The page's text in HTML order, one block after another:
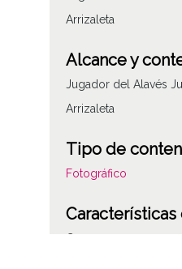
Arrizaleta
Alcance y
Jugador del Alavés
Arrizaleta
Tipo de
Fotográfico
C